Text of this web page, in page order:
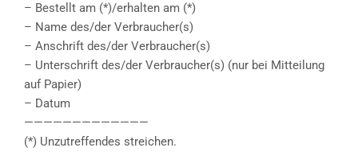
– Bestellt am (*)/erhalten am (*)
– Name des/der Verbraucher(s)
– Anschrift des/der Verbraucher(s)
– Unterschrift des/der Verbraucher(s) (nur bei Mitteilung
auf Papier)
– Datum
—————————————
(*) Unzutreffendes streichen.